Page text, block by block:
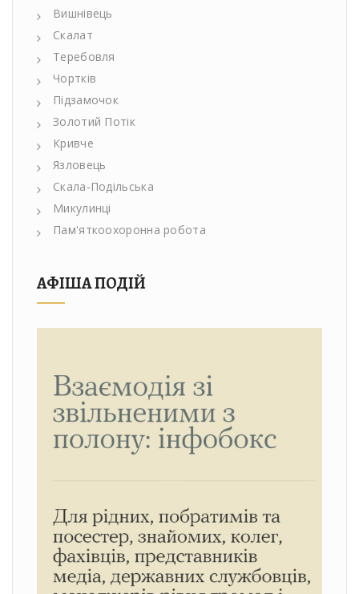
Вишнівець
Скалат
Теребовля
Чортків
Підзамочок
Золотий Потік
Кривче
Язловець
Скала-Подільська
Микулинці
Пам'яткоохоронна робота
АФІША ПОДІЙ